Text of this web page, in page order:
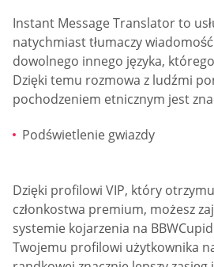
Instant Message Translator to
natychmiast tłumaczy
dowolnego innego języka,
Dzięki temu rozmowa z ludźmi
pochodzeniem etnicznym jest
Podświetlenie gwiazdy
Dzięki profilowi VIP, który
członkostwa premium, możesz
systemie kojarzenia na
Twojemu profilowi użytkownika